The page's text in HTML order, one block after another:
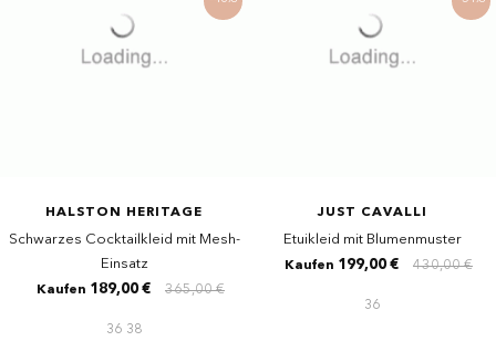
HALSTON HERITAGE
Schwarzes Cocktailkleid mit Mesh-
Einsatz
365,00 €
Kaufen 189,00 €
36 38
JUST CAVALLI
Etuikleid mit Blumenmuster
430,00 €
Kaufen 199,00 €
36